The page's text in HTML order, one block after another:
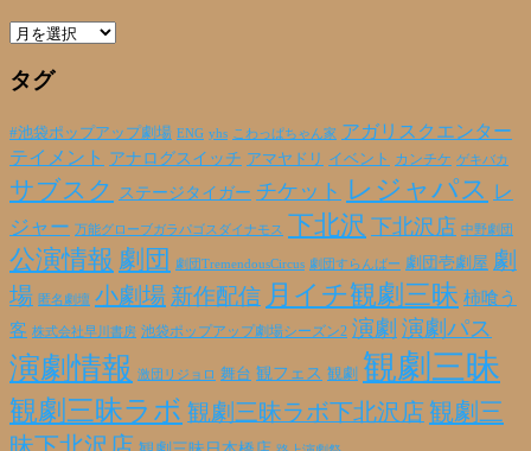
ア
カ
ブ
タグ
#池袋ポップアップ劇場 ENG yhs こわっぱちゃん家 アガリスクエンター
テイメント アナログスイッチ アマヤドリ イベント カンチケ ゲキバカ
サブスク ステージタイガー チケット レジャパス レ
ジャー 万能グローブガラパゴスダイナモス 下北沢 下北沢店 中野劇団
公演情報 劇団 劇団TremendousCircus 劇団すらんばー 劇団壱劇屋 劇
場 匿名劇壇 小劇場 新作配信 月イチ観劇三昧 柿喰う
客 株式会社早川書房 池袋ポップアップ劇場シーズン2 演劇 演劇パス
演劇情報 激団リジョロ 舞台 観フェス 観劇 観劇三昧
観劇三昧ラボ 観劇三昧ラボ下北沢店観劇三